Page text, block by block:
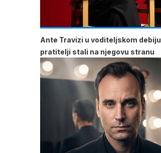
Ante Travizi u voditeljskom
pratitelji stali na njegovu stranu